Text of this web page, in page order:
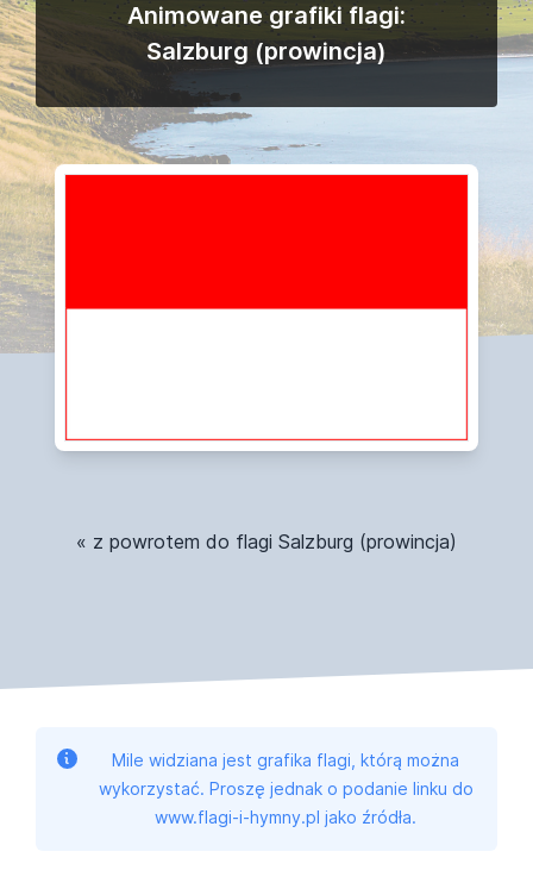
Animowane grafiki flagi:
Salzburg (prowincja)
« z powrotem do flagi Salzburg (prowincja)
Mile widziana jest grafika flagi, którą można
wykorzystać. Proszę jednak o podanie linku do
www.flagi-i-hymny.pl jako źródła.